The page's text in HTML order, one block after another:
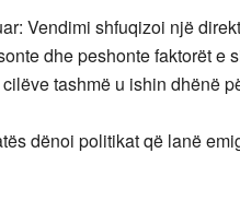
Vendimi shfuqizoi një
dhe peshonte faktorët e
tashmë u ishin dhënë
dënoi politikat që lanë